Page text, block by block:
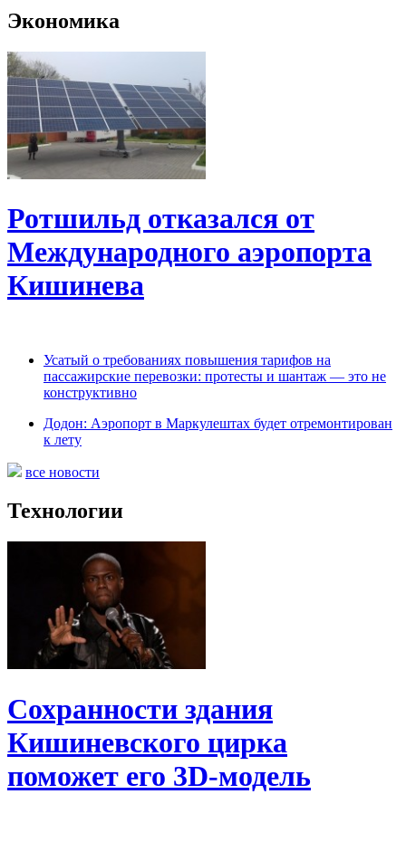
Экономика
Ротшильд отказался от
Международного аэропорта
Кишинева
Усатый о требованиях повышения тарифов на
пассажирские перевозки: протесты и шантаж — это не
конструктивно
Додон: Аэропорт в Маркулештах будет отремонтирован
к лету
все новости
Технологии
Сохранности здания
Кишиневского цирка
поможет его 3D-модель